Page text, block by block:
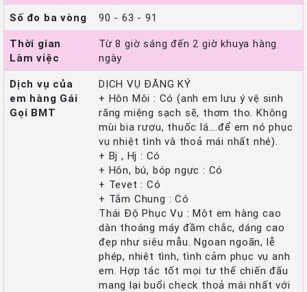
Số đo ba vòng
90 - 63 - 91
Thời gian
Làm việc
Từ 8 giờ sáng đến 2 giờ khuya hàng
ngày
Dịch vụ của
em hàng Gái
Gọi BMT
DỊCH VỤ ĐĂNG KÝ
+ Hôn Môi : Có (anh em lưu ý vệ sinh
răng miệng sạch sẽ, thơm tho. Không
mùi bia rượu, thuốc lá….để em nó phục
vụ nhiệt tình và thoả mái nhất nhé).
+ Bj , Hj : Có
+ Hôn, bú, bóp ngực : Có
+ Tevet : Có
+ Tắm Chung : Có
Thái Độ Phục Vụ : Một em hàng cao
dàn thoáng máy đầm chắc, dáng cao
đẹp như siêu mẫu. Ngoan ngoãn, lễ
phép, nhiệt tình, tình cảm phục vụ anh
em. Hợp tác tốt mọi tư thế chiến đấu
mang lại buổi check thoả mái nhất với